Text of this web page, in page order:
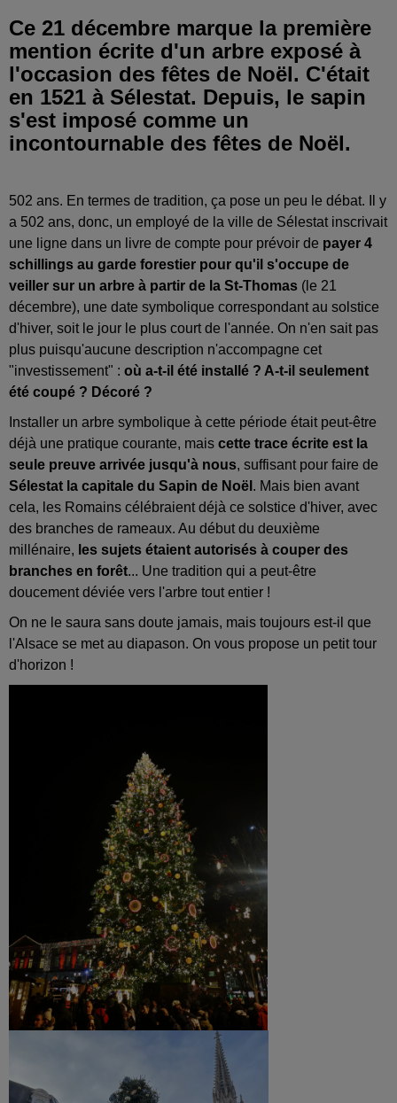
Ce 21 décembre marque la première
mention écrite d'un arbre exposé à
l'occasion des fêtes de Noël. C'était
en 1521 à Sélestat. Depuis, le sapin
s'est imposé comme un
incontournable des fêtes de Noël.
502 ans. En termes de tradition, ça pose un peu le débat. Il y
a 502 ans, donc, un employé de la ville de Sélestat inscrivait
une ligne dans un livre de compte pour prévoir de payer 4
schillings au garde forestier pour qu'il s'occupe de
veiller sur un arbre à partir de la St-Thomas (le 21
décembre), une date symbolique correspondant au solstice
d'hiver, soit le jour le plus court de l'année. On n'en sait pas
plus puisqu'aucune description n'accompagne cet
"investissement" : où a-t-il été installé ? A-t-il seulement
été coupé ? Décoré ?
Installer un arbre symbolique à cette période était peut-être
déjà une pratique courante, mais cette trace écrite est la
seule preuve arrivée jusqu'à nous, suffisant pour faire de
Sélestat la capitale du Sapin de Noël . Mais bien avant
cela, les Romains célébraient déjà ce solstice d'hiver, avec
des branches de rameaux. Au début du deuxième
millénaire, les sujets étaient autorisés à couper des
branches en forêt... Une tradition qui a peut-être
doucement déviée vers l'arbre tout entier !
On ne le saura sans doute jamais, mais toujours est-il que
l'Alsace se met au diapason. On vous propose un petit tour
d'horizon !